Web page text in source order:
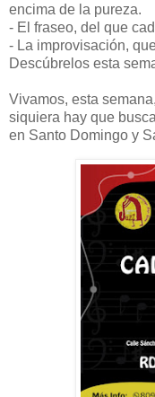
encima de la pureza.
- El fraseo, del que
- La improvisación,
Descúbrelos esta
Vivamos, esta
siquiera hay que
en Santo Domingo y